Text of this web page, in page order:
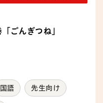
ごんぎつね」
国語 先生向け